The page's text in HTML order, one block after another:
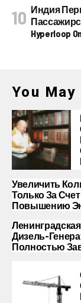
Индия
Hyperloop
You
Увеличить
Только За
Повышению
Дизель-
Полностью